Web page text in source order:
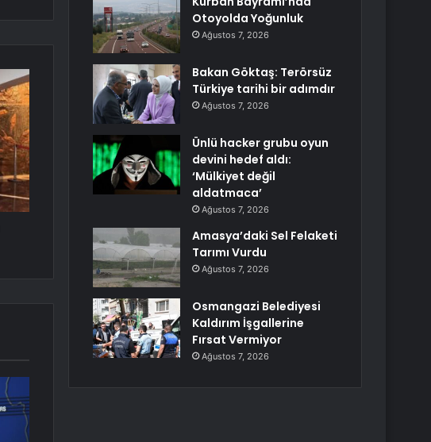
Otoyolda Yoğunluk
Ağustos 7, 2026
Bakan Göktaş: Terörsüz
Türkiye tarihi bir adımdır
Ağustos 7, 2026
Ünlü hacker grubu oyun
devini hedef aldı:
‘Mülkiyet değil
aldatmaca’
Ağustos 7, 2026
Amasya’daki Sel Felaketi
Tarımı Vurdu
Ağustos 7, 2026
Osmangazi Belediyesi
Kaldırım İşgallerine
Fırsat Vermiyor
Ağustos 7, 2026